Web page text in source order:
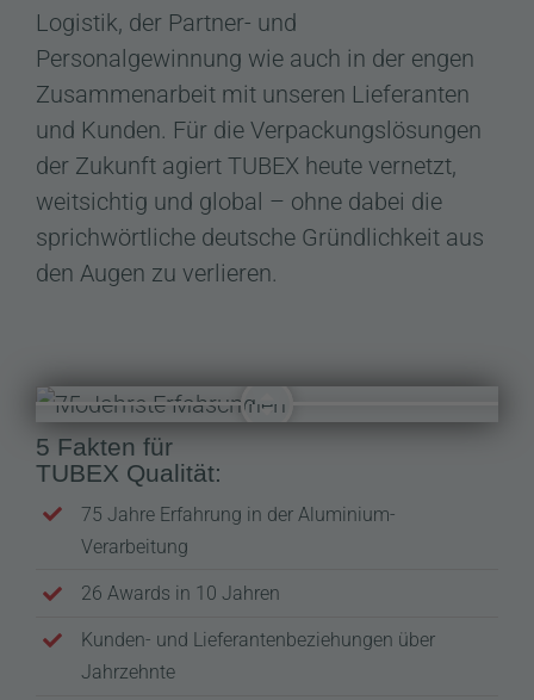
Logistik, der Partner- und
Personalgewinnung wie auch in der engen
Zusammenarbeit mit unseren Lieferanten
und Kunden. Für die Verpackungslösungen
der Zukunft agiert TUBEX heute vernetzt,
weitsichtig und global – ohne dabei die
sprichwörtliche deutsche Gründlichkeit aus
den Augen zu verlieren.
5 Fakten für
TUBEX Qualität:
75 Jahre Erfahrung in der Aluminium-
Verarbeitung
26 Awards in 10 Jahren
Kunden- und Lieferantenbeziehungen über
Jahrzehnte